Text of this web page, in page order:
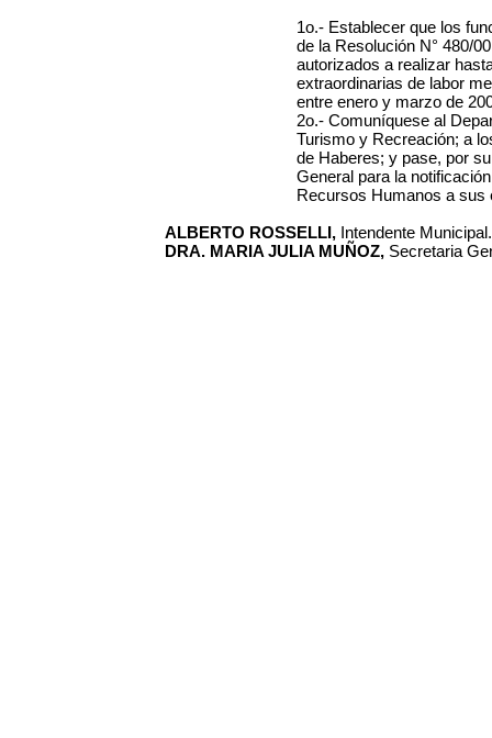
1o.- Establecer que los
de la Resolución N° 480/
autorizados a realizar
extraordinarias de labor
entre enero y marzo de
2o.- Comuníquese al
Turismo y Recreación; a
de Haberes; y pase, por
General para la
Recursos Humanos a sus
ALBERTO ROSSELLI, Intendente
DRA. MARIA JULIA MUÑOZ, Secretaria